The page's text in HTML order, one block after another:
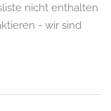
nicht enthalten
- wir sind